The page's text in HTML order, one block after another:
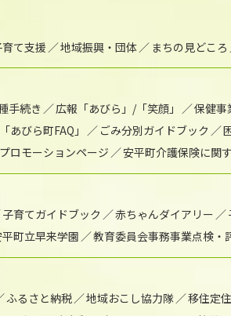
育て支援 地域振興・団体 まちの見どころ
手続き 広報「あびら」/「笑顔」 保健事
あびら町FAQ」
ごみ分別ガイドブック
ロモーションページ
安平町介護保険に関
子育てガイドブック 赤ちゃんダイアリー
町立早来学園 教育委員会事務事業点検・
ふるさと納税 地域おこし協力隊 移住定